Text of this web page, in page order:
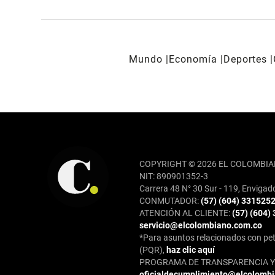
Mundo Economía Deportes
COPYRIGHT © 2026 EL
NIT: 890901352-3
Carrera 48 N° 30 Sur - 119,
CONMUTADOR:(57) (604) 3315252
ATENCIÓN AL CLIENTE:(57) (604)
servicio@elcolombiano.com.co
*Para asuntos relacionados con
(PQR), haz clic aquí
PROGRAMA DE TRANSPARENCIA